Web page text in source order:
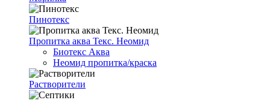
Пинотекс
Пропитка аква Текс. Неомид
Биотекс Аква
Неомид пропитка/краска
Растворители